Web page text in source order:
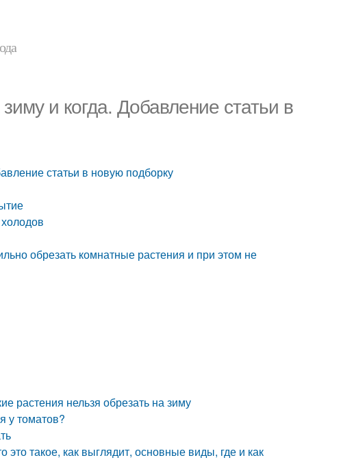
и когда. Добавление статьи в
статьи в новую подборку
обрезать комнатные растения и при этом не
растения нельзя обрезать на зиму
у томатов?
такое, как выглядит, основные виды, где и как